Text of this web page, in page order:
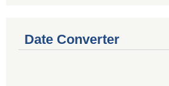
Date Converter